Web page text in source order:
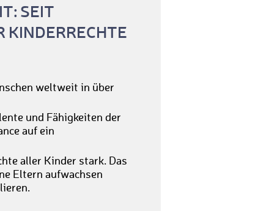
SEIT
KINDERRECHTE
weltweit in über
und Fähigkeiten der
auf ein
aller Kinder stark. Das
Eltern aufwachsen